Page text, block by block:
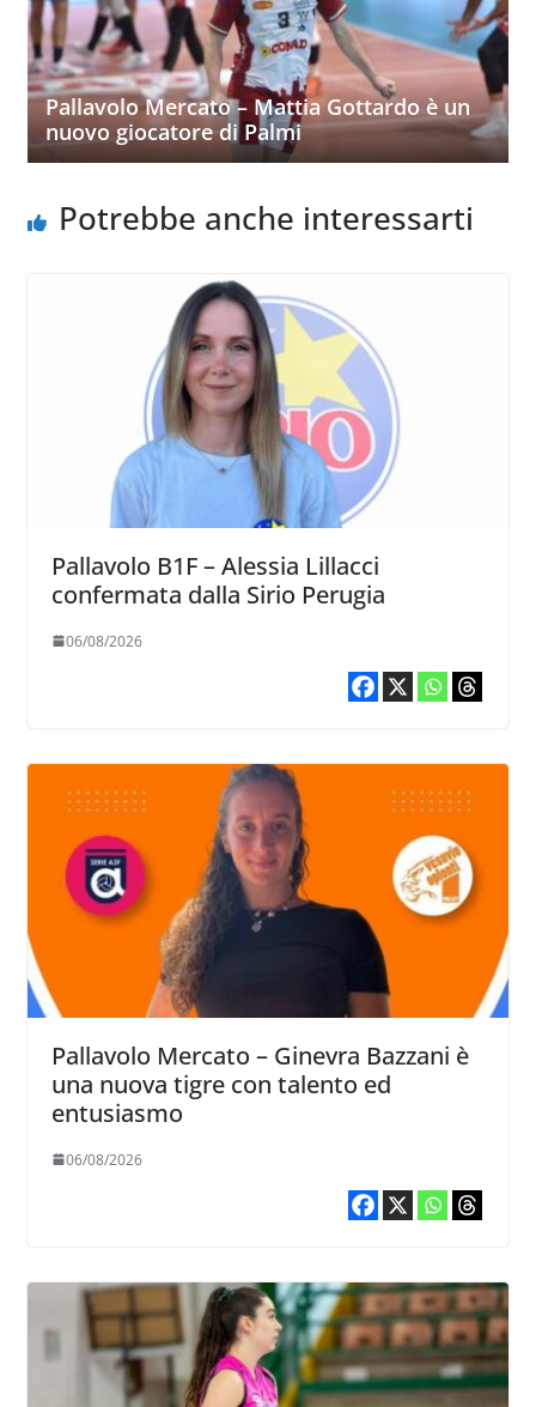
Pallavolo Mercato – Mattia Gottardo è un
nuovo giocatore di Palmi
Potrebbe anche interessarti
Pallavolo B1F – Alessia Lillacci
confermata dalla Sirio Perugia
06/08/2026
Pallavolo Mercato – Ginevra Bazzani è
una nuova tigre con talento ed
entusiasmo
06/08/2026